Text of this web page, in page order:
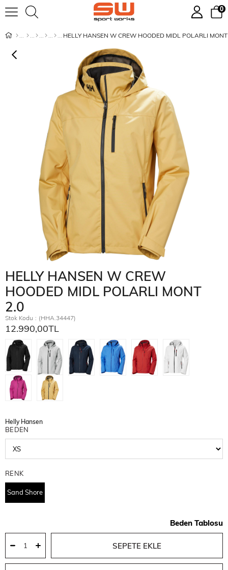
0
HELLY HANSEN W CREW HOODED MIDL POLARLI
HELLY HANSEN W CREW
HOODED MIDL POLARLI MONT
2.0
Stok Kodu (HHA.34447)
12.990,00TL
Helly Hansen
BEDEN
RENK
Sand Shore
Beden Tablosu